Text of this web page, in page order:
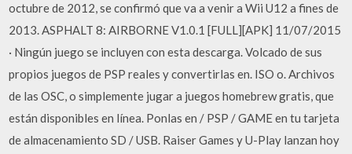
octubre de 2012, se confirmó que va a venir a Wii U12 a fines de
2013. ASPHALT 8: AIRBORNE V1.0.1 [FULL][APK] 11/07/2015
· Ningún juego se incluyen con esta descarga. Volcado de sus
propios juegos de PSP reales y convertirlas en. ISO o. Archivos
de las OSC, o simplemente jugar a juegos homebrew gratis, que
están disponibles en línea. Ponlas en / PSP / GAME en tu tarjeta
de almacenamiento SD / USB. Raiser Games y U-Play lanzan hoy